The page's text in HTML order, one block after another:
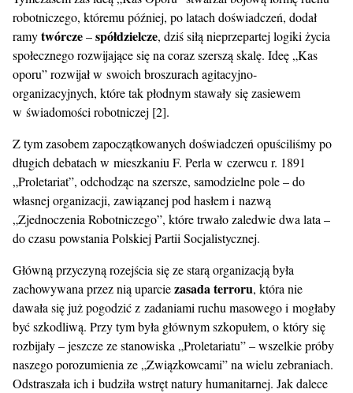
robotniczego, któremu później, po latach doświadczeń, dodał
ramytwórcze–spółdzielcze, dziś siłą nieprzepartej logiki życia
społecznego rozwijające się na coraz szerszą skalę. Ideę „Kas
oporu” rozwijał w swoich broszurach agitacyjno-
organizacyjnych, które tak płodnym stawały się zasiewem
w świadomości robotniczej [2].
Z tym zasobem zapoczątkowanych doświadczeń opuściliśmy po
długich debatach w mieszkaniu F. Perla w czerwcu r. 1891
„Proletariat”, odchodząc na szersze, samodzielne pole – do
własnej organizacji, zawiązanej pod hasłem i nazwą
„Zjednoczenia Robotniczego”, które trwało zaledwie dwa lata –
do czasu powstania Polskiej Partii Socjalistycznej.
Główną przyczyną rozejścia się ze starą organizacją była
zachowywana przez nią uparciezasada terroru, która nie
dawała się już pogodzić z zadaniami ruchu masowego i mogłaby
być szkodliwą. Przy tym była głównym szkopułem, o który się
rozbijały – jeszcze ze stanowiska „Proletariatu” – wszelkie próby
naszego porozumienia ze „Związkowcami” na wielu zebraniach.
Odstraszała ich i budziła wstręt natury humanitarnej. Jak dalece